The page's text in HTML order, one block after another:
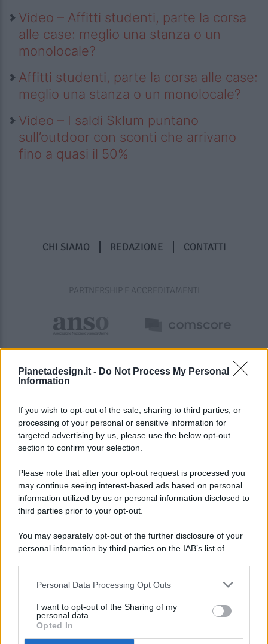
Pianetadesign.it - Do Not Process My Personal
Information
If you wish to opt-out of the sale, sharing to third parties, or
processing of your personal or sensitive information for
targeted advertising by us, please use the below opt-out
section to confirm your selection.
Please note that after your opt-out request is processed you
may continue seeing interest-based ads based on personal
information utilized by us or personal information disclosed to
third parties prior to your opt-out.
You may separately opt-out of the further disclosure of your
personal information by third parties on the IAB’s list of
This information may also be disclosed by us to third parties
disclose it to other third parties.
Personal Data Processing Opt Outs
I want to opt-out of the Sharing of my
personal data.
Opted In
Video – Affitti studenti, parte la corsa
alle case: meglio una stanza o un
monolocale?
Affitti studenti, parte la corsa alle case:
meglio una stanza o un monolocale?
Video – I saldi Sklum puntano
sull’outdoor con sconti che arrivano
fino a quasi il 50%
CHI SIAMO REDAZIONE CONTATTI
PARTNERSHIP E ACCREDITAMENTI
© 2026 - Pianeta Design - P.IVA 04827280654 - Testata
Registrata Al Tribunale Di Nocera Inferiore N. 8/2020 - RG N.
ISCRIZIONE AL ROC N. 35792 – ISCRITTA ALL’ANSO
(ASSOCIAZIONE NAZIONALE STAMPA ONLINE)
PREFERENZE PRIVACY